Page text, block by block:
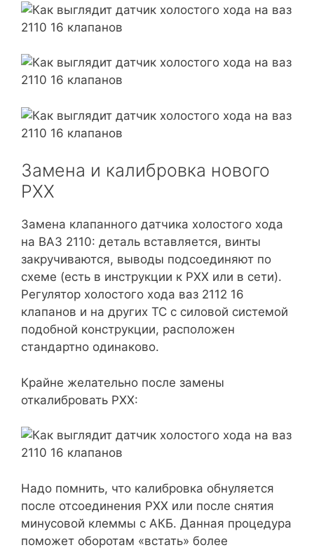
Замена и калибровка нового
РХХ
Замена клапанного датчика холостого хода
на ВАЗ 2110: деталь вставляется, винты
закручиваются, выводы подсоединяют по
схеме (есть в инструкции к РХХ или в сети).
Регулятор холостого хода ваз 2112 16
клапанов и на других ТС с силовой системой
подобной конструкции, расположен
стандартно одинаково.
Крайне желательно после замены
откалибровать РХХ:
Надо помнить, что калибровка обнуляется
после отсоединения РХХ или после снятия
минусовой клеммы с АКБ. Данная процедура
поможет оборотам «встать» более